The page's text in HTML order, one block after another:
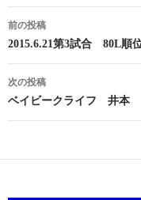
投
稿
ナ
ビ
ー
前の投稿
2015.6.21第3試合 80L順
次の投稿
ベイビークライフ 井本